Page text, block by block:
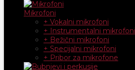
Mikrofoni
+ Vokalni mikrofoni
+ Instrumentalni mikrofoni
+ Bežični mikrofoni
+ Specijalni mikrofoni
+ Pribor za mikrofone